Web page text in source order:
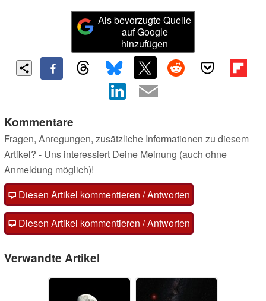
Als bevorzugte Quelle
auf Google
hinzufügen
Kommentare
Fragen, Anregungen, zusätzliche Informationen zu diesem
Artikel? - Uns interessiert Deine Meinung (auch ohne
Anmeldung möglich)!
Diesen Artikel kommentieren / Antworten
Diesen Artikel kommentieren / Antworten
Verwandte Artikel